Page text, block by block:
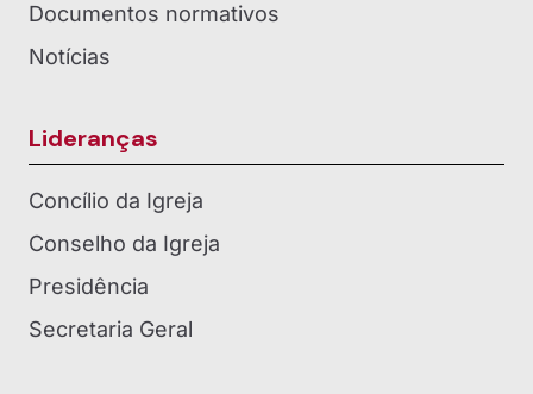
Documentos normativos
Notícias
Lideranças
Concílio da Igreja
Conselho da Igreja
Presidência
Secretaria Geral